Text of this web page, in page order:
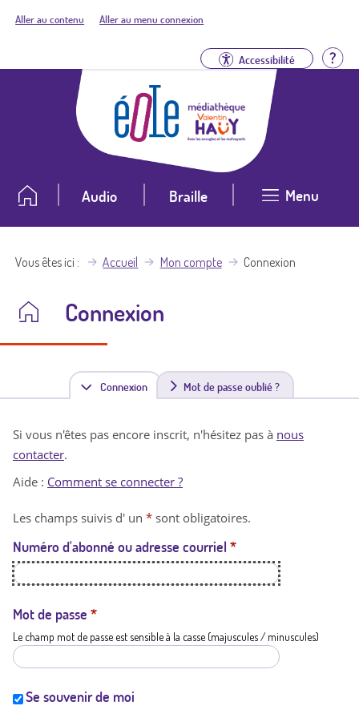
Aller au contenu Aller au menu connexion
Accessibilité
Audio Braille Menu
Vous êtes ici Accueil Mon compte Connexion
Connexion
Connexion(
n
t
a
t
i
Mot de passe oublié ?
Si vous n'êtes pas encore inscrit, n'hésitez pas à nous
contacter.
Aide : Comment se connecter ?
Les champs suivis d' un * sont obligatoires.
Numéro d'abonné ou adresse courriel *
Mot de passe *
Le champ mot de passe est sensible à la casse (majuscules / minuscules)
Se souvenir de moi